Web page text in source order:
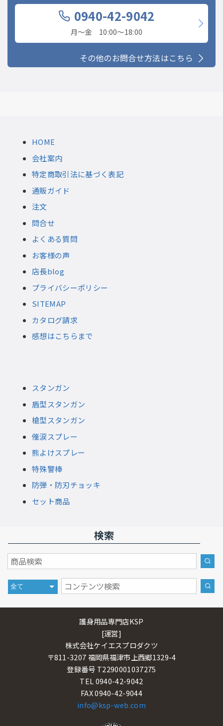
0940-42-9042
月〜金 10:00〜18:00
その他のお問合せ方法はこちら
HOME
会社案内
特定商取引法に基づく表記
通販ガイド
注文
問合せ
よくある質問
お客様の声
店長blog
プライバシーポリシー
SITEMAP
カタログ請求
感想はこちらまで
スタンガン
盾型スタンガン
槍型スタンガン
催涙スプレー
熊よけスプレー
特殊警棒
防弾・防刃チョッキ
セット商品
検索
護身用品専門店KSP
[運営]
株式会社ケイエスプロダクツ
〒811-3207 福岡県福津市上西郷1329-4
登録番号 T2290001037275
TEL 0940-42-9042
FAX 0940-42-9044
info@ksp-web.com